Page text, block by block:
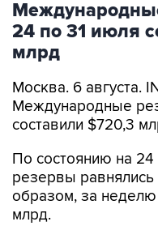
24 по 31 июля
млрд
Москва. 6 августа.
Международные
составили $720,3
По состоянию на
резервы равнялись
образом, за неделю
млрд.